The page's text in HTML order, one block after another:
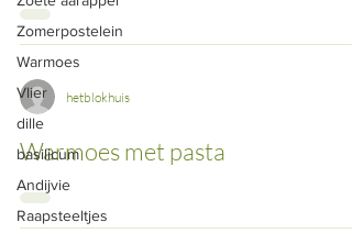
Zomerpostelein
Warmoes
Vlier
dille
basilicum
Andijvie
Raapsteeltjes
hetblokhuis
Warmoes met pasta